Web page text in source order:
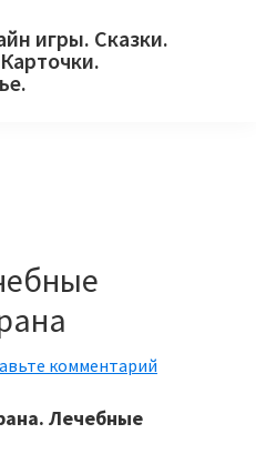
игры. Сказки.
комментарий
Лечебные